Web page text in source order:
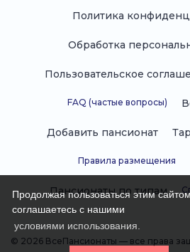
Продолжая пользоваться этим
соглашаетесь с нашими
условиями использования.
Политика
Обработка
Пользовательское
FAQ (частые вопросы)
Добавить пансионат
Правила размещения
Пансионаты по типам
© 2026 ВсеПансионаты — все права